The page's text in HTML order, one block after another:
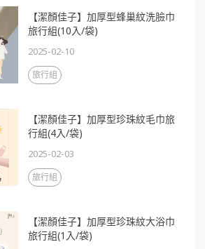
【潔顏佳子】加厚型蜂巢紋洗臉巾
旅行組(10入/袋)
2025-02-10
旅行組
【潔顏佳子】加厚型珍珠紋毛巾旅
行組(4入/袋)
2025-02-03
旅行組
【潔顏佳子】加厚型珍珠紋大浴巾
旅行組(1入/袋)